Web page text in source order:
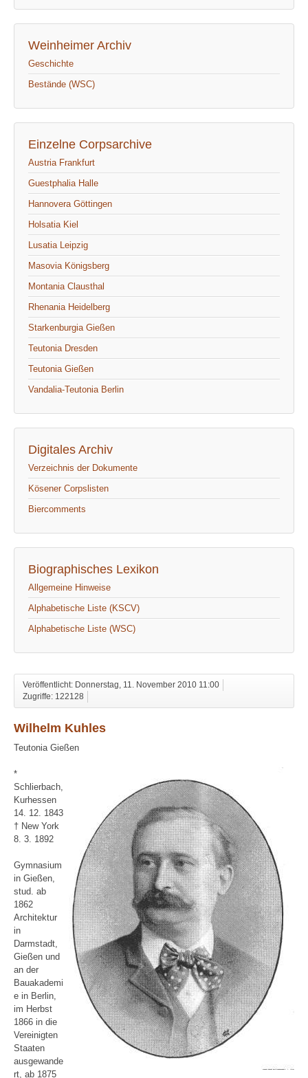
Weinheimer Archiv
Geschichte
Bestände (WSC)
Einzelne Corpsarchive
Austria Frankfurt
Guestphalia Halle
Hannovera Göttingen
Holsatia Kiel
Lusatia Leipzig
Masovia Königsberg
Montania Clausthal
Rhenania Heidelberg
Starkenburgia Gießen
Teutonia Dresden
Teutonia Gießen
Vandalia-Teutonia Berlin
Digitales Archiv
Verzeichnis der Dokumente
Kösener Corpslisten
Biercomments
Biographisches Lexikon
Allgemeine Hinweise
Alphabetische Liste (KSCV)
Alphabetische Liste (WSC)
Veröffentlicht: Donnerstag, 11. November 2010 11:00
Zugriffe: 122128
Wilhelm Kuhles
Teutonia Gießen
*
Schlierbach,
Kurhessen
14. 12. 1843
† New York
8. 3. 1892
Gymnasium
in Gießen,
stud. ab
1862
Architektur
in
Darmstadt,
Gießen und
an der
Bauakademi
e in Berlin,
im Herbst
1866 in die
Vereinigten
Staaten
ausgewande
rt, ab 1875